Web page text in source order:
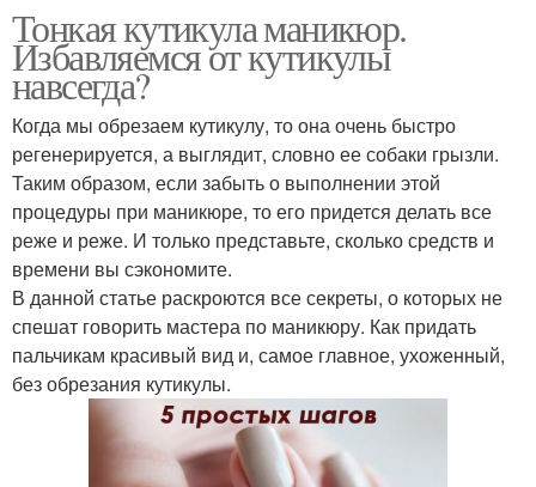
Тонкая кутикула маникюр.
Избавляемся от кутикулы
навсегда?
Когда мы обрезаем кутикулу, то она очень быстро
регенерируется, а выглядит, словно ее собаки грызли.
Таким образом, если забыть о выполнении этой
процедуры при маникюре, то его придется делать все
реже и реже. И только представьте, сколько средств и
времени вы сэкономите.
В данной статье раскроются все секреты, о которых не
спешат говорить мастера по маникюру. Как придать
пальчикам красивый вид и, самое главное, ухоженный,
без обрезания кутикулы.